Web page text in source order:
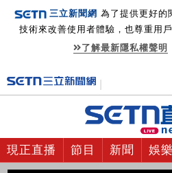
三立新聞網 為了提供更好的
技術來改善使用者體驗，也尊重用
了解最新隱私權聲明
現正直播 節目 新聞 娛樂